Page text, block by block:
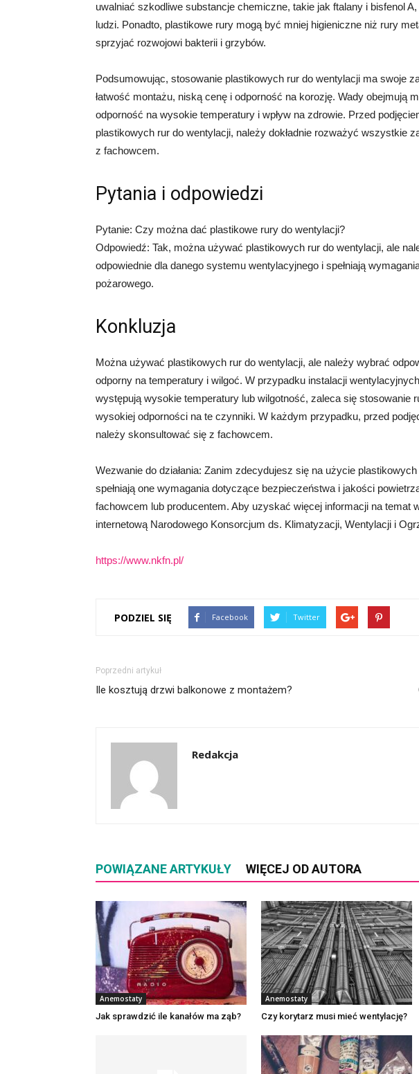
uwalniać szkodliwe substancje chemiczne, takie jak ftalany i bisfenol
ludzi. Ponadto, plastikowe rury mogą być mniej higieniczne niż rury
sprzyjać rozwojowi bakterii i grzybów.
Podsumowując, stosowanie plastikowych rur do wentylacji ma swoje
łatwość montażu, niską cenę i odporność na korozję. Wady obejmują
odporność na wysokie temperatury i wpływ na zdrowie. Przed
plastikowych rur do wentylacji, należy dokładnie rozważyć wszystkie
z fachowcem.
Pytania i odpowiedzi
Pytanie: Czy można dać plastikowe rury do wentylacji?
Odpowiedź: Tak, można używać plastikowych rur do wentylacji, ale
odpowiednie dla danego systemu wentylacyjnego i spełniają
pożarowego.
Konkluzja
Można używać plastikowych rur do wentylacji, ale należy wybrać
odporny na temperatury i wilgoć. W przypadku instalacji
występują wysokie temperatury lub wilgotność, zaleca się stosowanie
wysokiej odporności na te czynniki. W każdym przypadku, przed
należy skonsultować się z fachowcem.
Wezwanie do działania: Zanim zdecydujesz się na użycie
spełniają one wymagania dotyczące bezpieczeństwa i jakości
fachowcem lub producentem. Aby uzyskać więcej informacji na temat
internetową Narodowego Konsorcjum ds. Klimatyzacji, Wentylacji i
https://www.nkfn.pl/
PODZIEL SIĘ Facebook Twitter
Poprzedni artykuł
Ile kosztują drzwi balkonowe z montażem?
Redakcja
POWIĄZANE ARTYKUŁY WIĘCEJ OD AUTORA
Anemostaty
Jak sprawdzić ile kanałów ma ząb?
Anemostaty
Czy korytarz musi mieć wentylację?